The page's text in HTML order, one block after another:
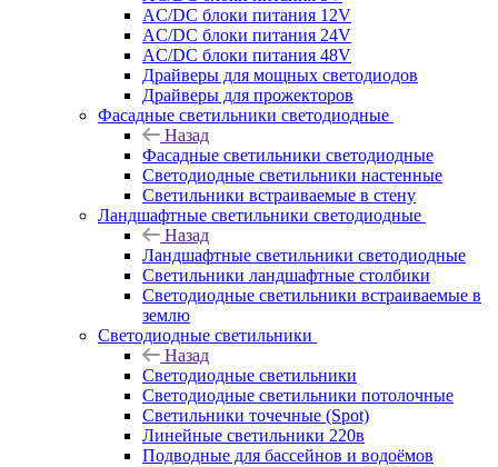
AC/DC блоки питания 12V
AC/DC блоки питания 24V
AC/DC блоки питания 48V
Драйверы для мощных светодиодов
Драйверы для прожекторов
Фасадные светильники светодиодные
Назад
Фасадные светильники светодиодные
Светодиодные светильники настенные
Светильники встраиваемые в стену
Ландшафтные светильники светодиодные
Назад
Ландшафтные светильники светодиодные
Светильники ландшафтные столбики
Светодиодные светильники встраиваемые в
землю
Светодиодные светильники
Назад
Светодиодные светильники
Светодиодные светильники потолочные
Светильники точечные (Spot)
Линейные светильники 220в
Подводные для бассейнов и водоёмов